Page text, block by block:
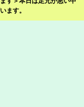
ます。